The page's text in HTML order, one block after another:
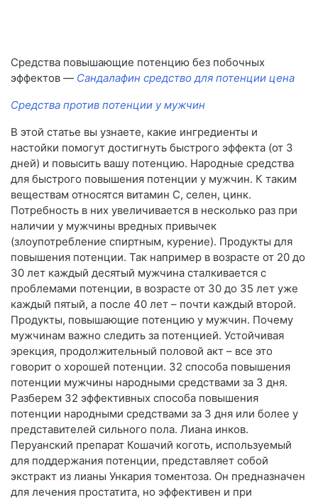
Средства повышающие потенцию без побочных
эффектов — Сандалафин средство для потенции цена
Средства против потенции у мужчин
В этой статье вы узнаете, какие ингредиенты и
настойки помогут достигнуть быстрого эффекта (от 3
дней) и повысить вашу потенцию. Народные средства
для быстрого повышения потенции у мужчин. К таким
веществам относятся витамин С, селен, цинк.
Потребность в них увеличивается в несколько раз при
наличии у мужчины вредных привычек
(злоупотребление спиртным, курение). Продукты для
повышения потенции. Так например в возрасте от 20 до
30 лет каждый десятый мужчина сталкивается с
проблемами потенции, в возрасте от 30 до 35 лет уже
каждый пятый, а после 40 лет – почти каждый второй.
Продукты, повышающие потенцию у мужчин. Почему
мужчинам важно следить за потенцией. Устойчивая
эрекция, продолжительный половой акт – все это
говорит о хорошей потенции. 32 способа повышения
потенции мужчины народными средствами за 3 дня.
Разберем 32 эффективных способа повышения
потенции народными средствами за 3 дня или более у
представителей сильного пола. Лиана инков.
Перуанский препарат Кошачий коготь, используемый
для поддержания потенции, представляет собой
экстракт из лианы Ункария томентоза. Он предназначен
для лечения простатита, но эффективен и при